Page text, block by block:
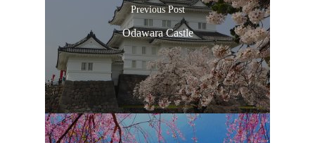
Previous Post
Odawara Castle
ประเทศญี่ปุ่น
เที่ยวญี่ปุ่นด้ว
เอง